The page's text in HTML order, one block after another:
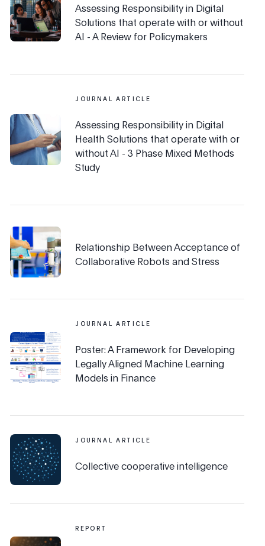
Assessing Responsibility in Digital
Solutions that operate with or without
AI - A Review for Policymakers
JOURNAL ARTICLE
Assessing Responsibility in Digital
Health Solutions that operate with or
without AI - 3 Phase Mixed Methods
Study
Relationship Between Acceptance of
Collaborative Robots and Stress
JOURNAL ARTICLE
Poster: A Framework for Developing
Legally Aligned Machine Learning
Models in Finance
JOURNAL ARTICLE
Collective cooperative intelligence
REPORT